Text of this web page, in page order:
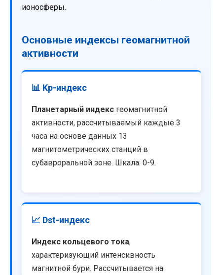
ионосферы.
Основные индексы геомагнитной
активности
📊 Kp-индекс
Планетарный индекс геомагнитной
активности, рассчитываемый каждые 3
часа на основе данных 13
магнитометрических станций в
субавроральной зоне. Шкала: 0-9.
📈 Dst-индекс
Индекс кольцевого тока,
характеризующий интенсивность
магнитной бури. Рассчитывается на